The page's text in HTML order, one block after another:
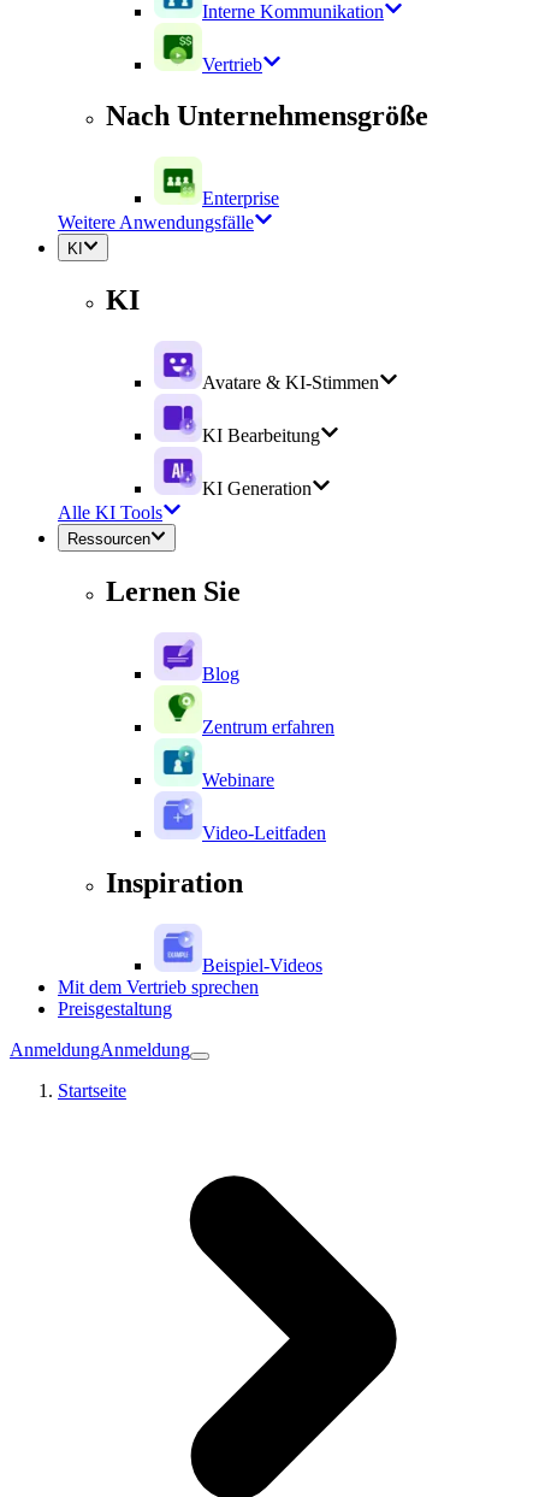
Interne Kommunikation
Vertrieb
Nach Unternehmensgröße
Enterprise
Weitere Anwendungsfälle
KI
KI
Avatare & KI-Stimmen
KI Bearbeitung
KI Generation
Alle KI Tools
Ressourcen
Lernen Sie
Blog
Zentrum erfahren
Webinare
Video-Leitfaden
Inspiration
Beispiel-Videos
Mit dem Vertrieb sprechen
Preisgestaltung
AnmeldungAnmeldung
Startseite